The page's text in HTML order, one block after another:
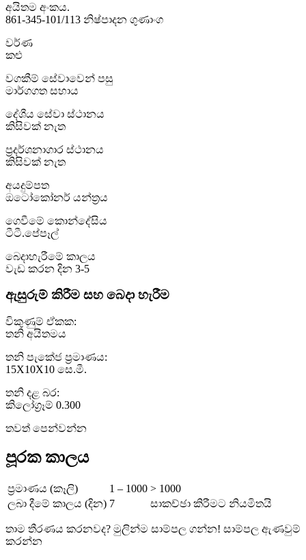
අයිතම අංකය.
861-345-101/113 නිෂ්පාදන ගුණාංග
වර්ණ
කළු
වගකීම් සේවාවෙන් පසු
මාර්ගගත සහාය
දේශීය සේවා ස්ථානය
කිසිවක් නැත
ප්‍රදර්ශනාගාර ස්ථානය
කිසිවක් නැත
අයදුම්පත
ඔටෝකෝනර් යන්ත්‍රය
ගෙවීමේ කොන්දේසිය
ටීටී.පේපෑල්
බෙදාහැරීමේ කාලය
වැඩ කරන දින 3-5
ඇසුරුම් කිරීම සහ බෙදා හැරීම
විකුණුම් ඒකක:
තනි අයිතමය
තනි පැකේජ ප්‍රමාණය:
15X10X10 සෙ.මී.
තනි දළ බර:
කිලෝග්‍රෑම් 0.300
තවත් පෙන්වන්න
පූරක කාලය
ප්‍රමාණය (කෑලි) 1 – 1000 > 1000
ලබා දීමේ කාලය (දින) 7 සාකච්ඡා කිරීමට නියමිතයි
තාම තීරණය කරනවද? මුලින්ම සාම්පල ගන්න! සාම්පල ඇණවුම්
කරන්න